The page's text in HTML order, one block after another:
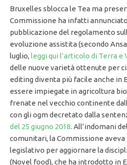
Bruxelles sblocca le Tea ma
Commissione ha infatti
pubblicazione del regolamento
evoluzione assistita (secondo
luglio, leggi qui l’articolo di Terra e
delle nuove varietà ottenute per
editing diventa più facile anche in
essere impiegate in agricoltura
frenate nel vecchio continente
con gli ogm decretato dalla
del 25 giugno 2018. All’indomani
comunitari, la Commissione
legislativo per aggiornare la
(Novel food), che ha introdotto in